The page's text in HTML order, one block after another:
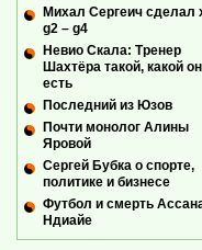
Михал Сергеич сделал
g2 – g4
Невио Скала: Тренер
Шахтёра такой, какой он
есть
Последний из Юзов
Почти монолог Алины
Яровой
Сергей Бубка о спорте,
политике и бизнесе
Футбол и смерть
Ндиайе